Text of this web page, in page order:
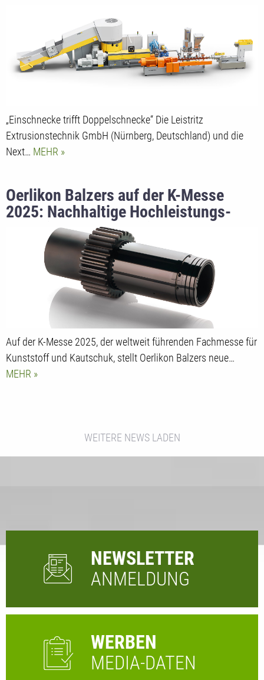
„Einschnecke trifft Doppelschnecke“ Die Leistritz
Extrusionstechnik GmbH (Nürnberg, Deutschland) und die
Next… MEHR
Oerlikon Balzers auf der K-Messe
2025: Nachhaltige Hochleistungs-
Beschichtungen für die
prozesssichere
Kunststoffverarbeitung
Auf der K-Messe 2025, der weltweit führenden Fachmesse für
Kunststoff und Kautschuk, stellt Oerlikon Balzers neue…
MEHR
WEITERE NEWS LADEN
NEWSLETTER
ANMELDUNG
WERBEN
MEDIA-DATEN